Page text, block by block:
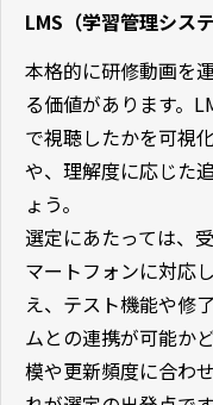
LMS（学習管理シス
本格的に研修動画を
る価値があります。
で視聴したかを可視
や、理解度に応じた
ょう。
選定にあたっては、
マートフォンに対応
え、テスト機能や修
ムとの連携が可能か
模や更新頻度に合わ